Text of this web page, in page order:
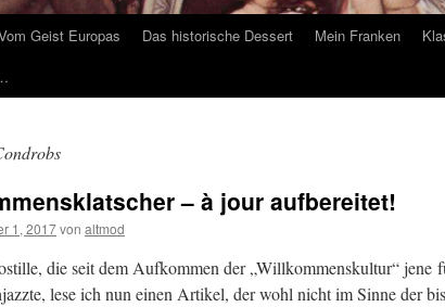
Geist Europas Das historische Dessert Mein Franken
– à jour aufbereitet!
1, 2017von altmod
die seit dem Aufkommen der „Willkommenskultur“ jene
lese ich nun einen Artikel, der wohl nicht im Sinne der